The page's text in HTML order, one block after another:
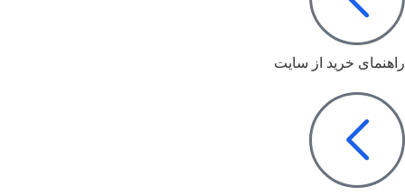
راهنمای خرید از سایت